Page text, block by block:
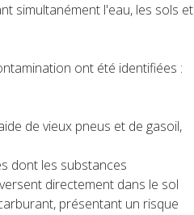
simultanément l'eau, les sols et
ont été identifiées :
de vieux pneus et de gasoil,
dont les substances
directement dans le sol
présentant un risque